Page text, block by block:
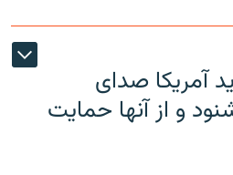
آمریکا صدای
و از آنها حمایت